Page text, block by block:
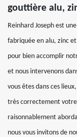
gouttière alu,
Reinhard Joseph est
fabriquée en alu, zinc
pour bien accomplir
et nous intervenons
vous êtes dans ces
très correctement
raisonnablement
nous vous invitons de